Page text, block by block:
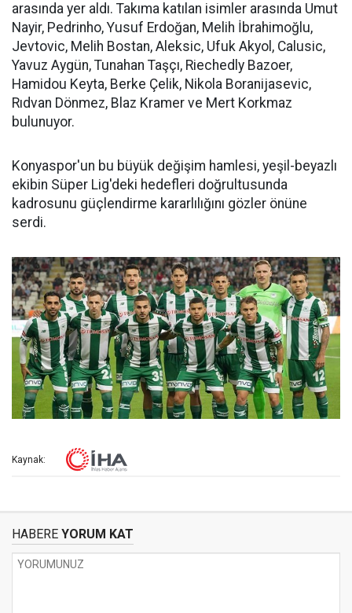
arasında yer aldı. Takıma katılan isimler arasında Umut
Nayir, Pedrinho, Yusuf Erdoğan, Melih İbrahimoğlu,
Jevtovic, Melih Bostan, Aleksic, Ufuk Akyol, Calusic,
Yavuz Aygün, Tunahan Taşçı, Riechedly Bazoer,
Hamidou Keyta, Berke Çelik, Nikola Boranijasevic,
Rıdvan Dönmez, Blaz Kramer ve Mert Korkmaz
bulunuyor.
Konyaspor'un bu büyük değişim hamlesi, yeşil-beyazlı
ekibin Süper Lig'deki hedefleri doğrultusunda
kadrosunu güçlendirme kararlılığını gözler önüne
serdi.
Kaynak:
HABERE YORUM KAT